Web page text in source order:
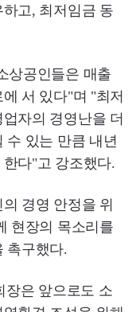
고, 최저임금 동
상공인들은 매출
서 있다"며 "최저
자의 경영난을 더
수 있는 만큼 내년
다"고 강조했다.
경영 안정을 위
현장의 목소리를
촉구했다.
장은 앞으로도 소